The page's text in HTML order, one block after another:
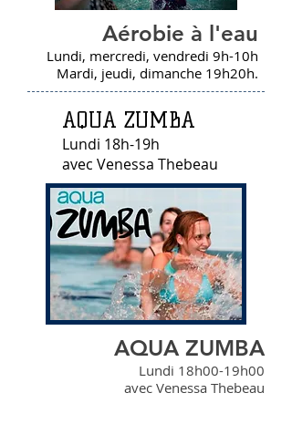
Aérobie à l'eau
Lundi, mercredi, vendredi 9h-10h
Mardi, jeudi, dimanche 19h20h.
AQUA ZUMBA
Lundi 18h-19h
avec Venessa Thebeau
AQUA ZUMBA
Lundi 18h00-19h00
avec Venessa Thebeau